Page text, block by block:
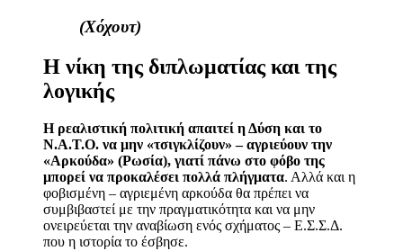
(Χόχουτ)
Η νίκη της διπλωματίας και της
λογικής
Η ρεαλιστική πολιτική απαιτεί η Δύση και το
Ν.Α.Τ.Ο. να μην «τσιγκλίζουν» – αγριεύουν την
«Αρκούδα» (Ρωσία), γιατί πάνω στο φόβο της
μπορεί να προκαλέσει πολλά πλήγματα. Αλλά και η
φοβισμένη – αγριεμένη αρκούδα θα πρέπει να
συμβιβαστεί με την πραγματικότητα και να μην
ονειρεύεται την αναβίωση ενός σχήματος – Ε.Σ.Σ.Δ.
που η ιστορία το έσβησε.